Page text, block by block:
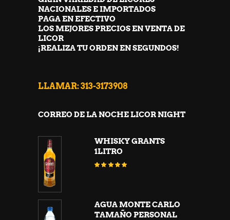
NACIONALES E IMPORTADOS
PAGA EN EFECTIVO
LOS MEJORES PRECIOS EN VENTA DE
LICOR
¡REALIZA TU ORDEN EN SEGUNDOS!
LLAMAR: 313-3173908
CORREO DE LA NOCHE LICOR NIGHT
WHISKY GRANTS
1LITRO
AGUA MONTE CARLO
TAMAÑO PERSONAL